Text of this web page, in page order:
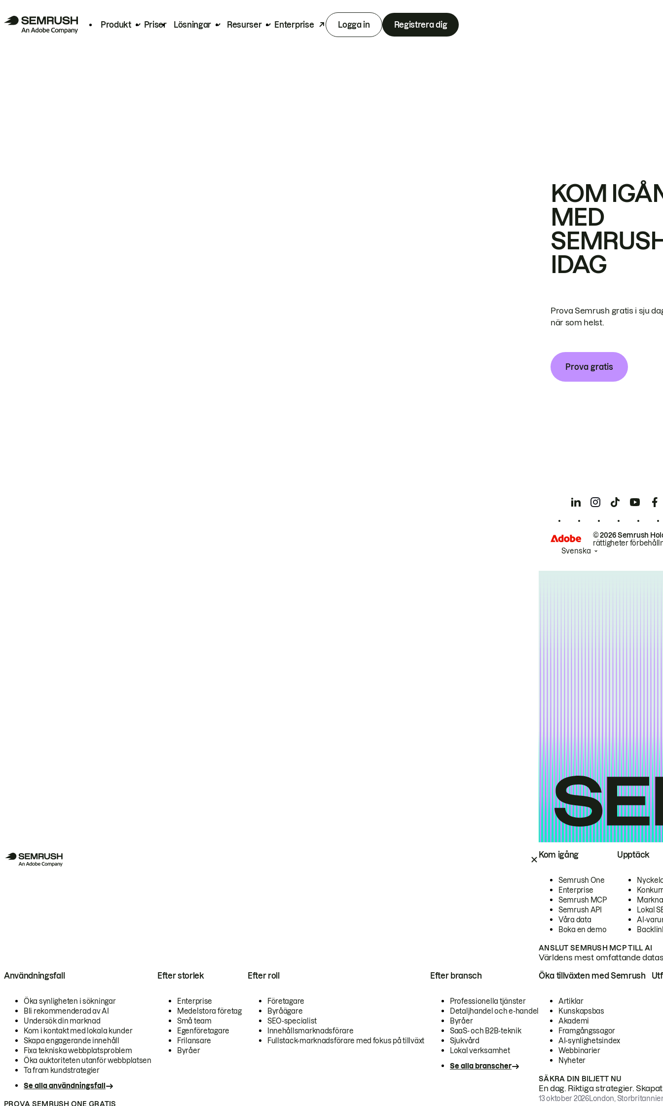
Produkt Priser Lösningar Resurser Enterprise Logga in Registrera dig
Kom igång
Semrush One
Enterprise
Semrush MCP
Semrush API
Våra data
Boka en demo
Upptäck
Lokal
AI-
ANSLUT SEMRUSH MCP TILL AI
Världens mest omfattande
Användningsfall
Öka synligheten i sökningar
Bli rekommenderad av AI
Undersök din marknad
Kom i kontakt med lokala kunder
Skapa engagerande innehåll
Fixa tekniska webbplatsproblem
Öka auktoriteten utanför webbplatsen
Ta fram kundstrategier
Se alla användningsfall
Efter storlek
Enterprise
Medelstora företag
Små team
Egenföretagare
Frilansare
Byråer
Efter roll
Företagare
Byråägare
SEO-specialist
Innehållsmarknadsförare
Fullstack-marknadsförare med fokus på tillväxt
Efter bransch
Professionella tjänster
Detaljhandel och e-handel
Byråer
SaaS- och B2B-teknik
Sjukvård
Lokal verksamhet
Se alla branscher
PROVA SEMRUSH ONE GRATIS
Öka tillväxten med Semrush
Artiklar
Kunskapsbas
Akademi
Framgångssagor
AI-synlighetsindex
Webbinarier
Nyheter
SÄKRA DIN BILJETT NU
En dag. Riktiga strategier.
13 oktober 2026London,
KOM
MED
IDAG
Prova Semrush gratis i sju
när som helst.
Prova gratis
© 2026 Semrush
rättigheter
Svenska